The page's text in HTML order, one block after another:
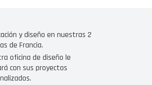
y diseño en nuestras 2
de Francia.
oficina de diseño le
con sus proyectos